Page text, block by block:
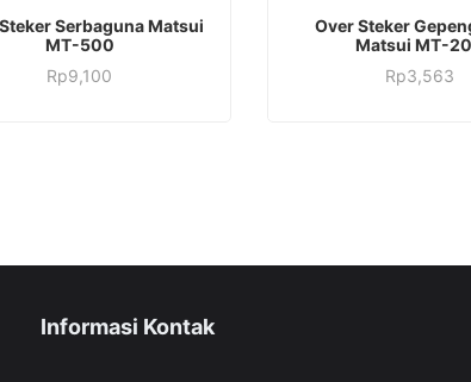
ADD TO CART
Serbaguna Matsui
MT-500
Rp9,100
ADD TO CART
Over Steker
Matsui MT-
Rp3,563
Informasi Kontak